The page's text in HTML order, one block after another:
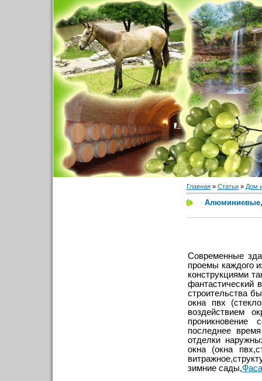
Главная » Статьи » Дом
Алюминиевые,
Современные
проемы каждого
конструкциями
фантастический
строительства
окна пвх
воздействием
последнее
отделки
окна (окна
зимние сады,